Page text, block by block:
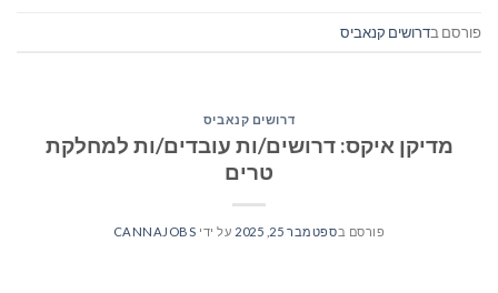
פורסם בדרושים קנאביס
דרושים קנאביס
מדיקן איקס: דרושים/ות עובדים/ות למחלקת
טרים
פורסם בספטמבר 25, 2025 על ידי CANNAJOBS